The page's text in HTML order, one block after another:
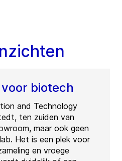
biotech
and Technology
ten zuiden van
maar ook geen
Het is een plek voor
en vroege